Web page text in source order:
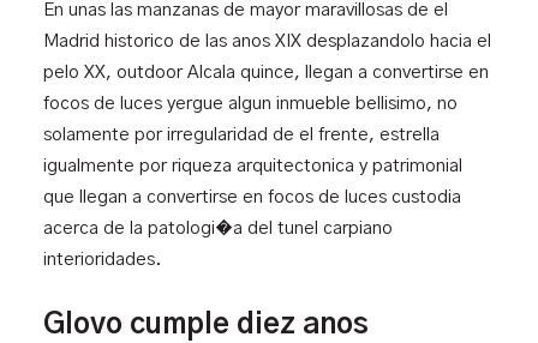
En unas las manzanas de mayor maravillosas de el
Madrid historico de las anos XIX desplazandolo hacia el
pelo XX, outdoor Alcala quince, llegan a convertirse en
focos de luces yergue algun inmueble bellisimo, no
solamente por irregularidad de el frente, estrella
igualmente por riqueza arquitectonica y patrimonial
que llegan a convertirse en focos de luces custodia
acerca de la patologi�a del tunel carpiano
interioridades.
Glovo cumple diez anos